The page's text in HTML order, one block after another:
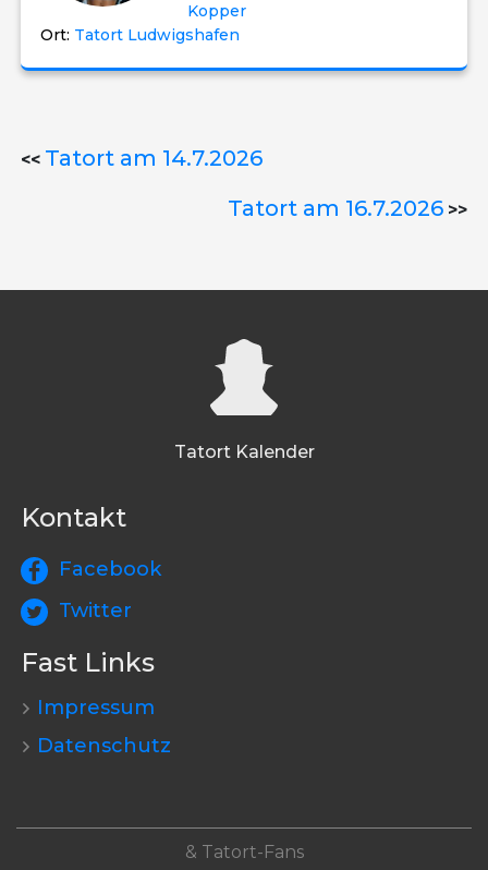
Kopper
Ort: Tatort Ludwigshafen
<< Tatort am 14.7.2026
Tatort am 16.7.2026 >>
Tatort Kalender
Kontakt
Facebook
Twitter
Fast Links
Impressum
Datenschutz
& Tatort-Fans